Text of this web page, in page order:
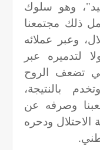
وهو سلوك
ذلك مجتمعنا
وعبر عملائه
لتدميره عبر
تضعف الروح
بالنتيجة،
وصرفه عن
الاحتلال ودحره